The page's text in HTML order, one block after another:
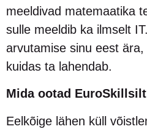
meeldivad matemaatika
sulle meeldib ka ilmselt
arvutamise sinu eest
kuidas ta lahendab.
Mida ootad
Eelkõige lähen küll